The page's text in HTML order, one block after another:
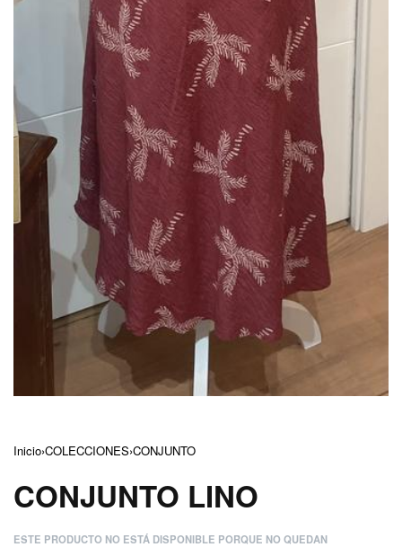
Inicio›COLECCIONES›CONJUNTO
CONJUNTO LINO
ESTE PRODUCTO NO ESTÁ DISPONIBLE PORQUE NO QUEDAN